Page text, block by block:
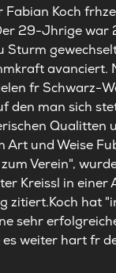
Fabian Koch
29-Jhrige war
Sturm
avanciert.
fr Schwarz-
den man sich
Qualitten
Art und Weise
Verein",
Kreissl in einer
zitiert.Koch hat
sehr
weiter hart fr